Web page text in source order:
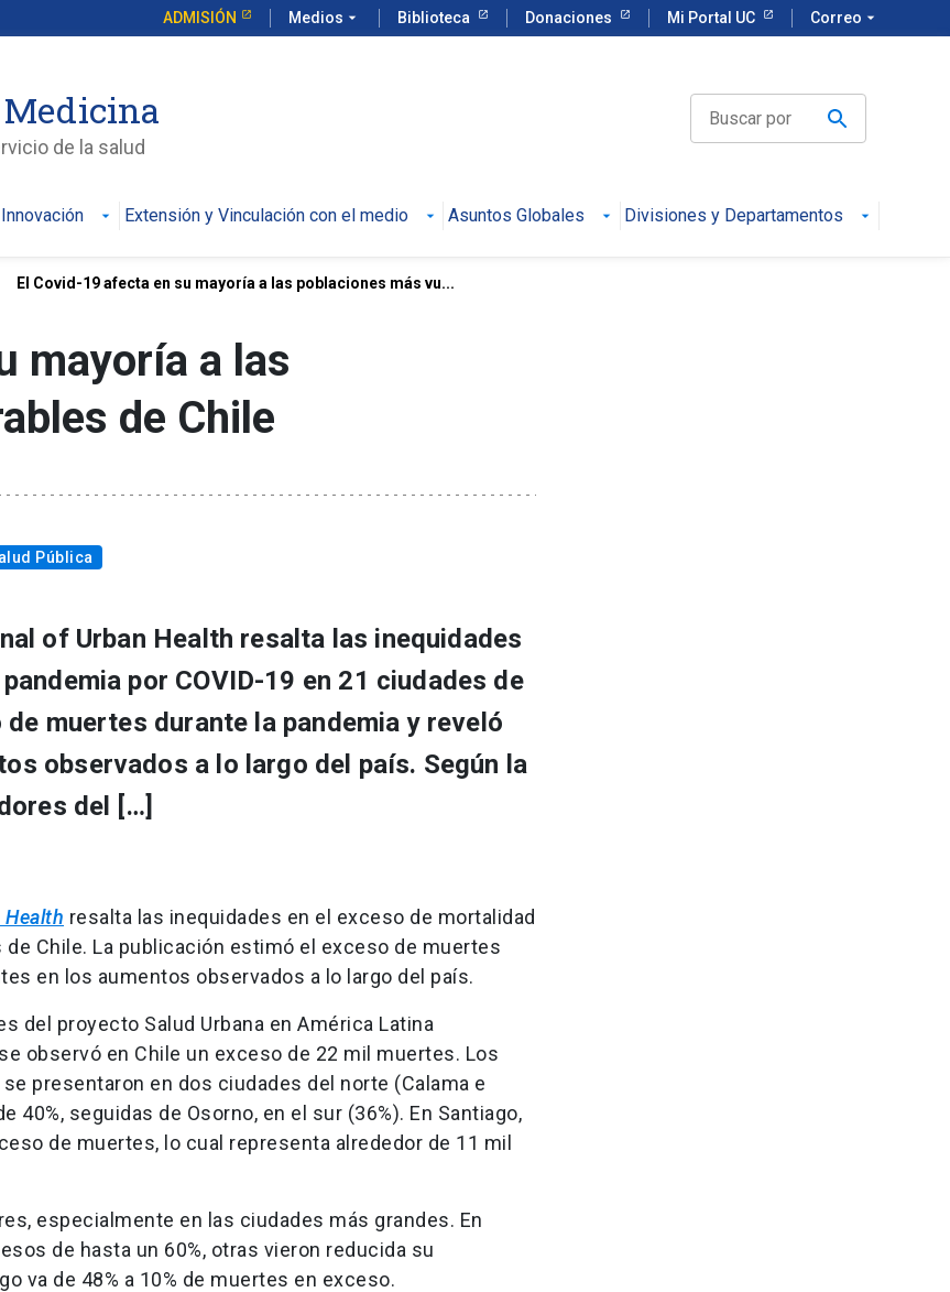
ADMISIÓN Medios arrow_drop_down Biblioteca Donaciones Mi Portal UC Correo arrow_drop_down
de la salud
Extensión y Vinculación con el medio Asuntos Globales Divisiones y Departamentos
El Covid-19 afecta en su mayoría a las poblaciones más vu...
mayoría a las
de Chile
Pública
of Urban Health resalta las inequidades
por COVID-19 en 21 ciudades de
muertes durante la pandemia y reveló
observados a lo largo del país. Según la
del […]
resalta las inequidades en el exceso de mortalidad
Chile. La publicación estimó el exceso de muertes
en los aumentos observados a lo largo del país.
del proyecto Salud Urbana en América Latina
observó en Chile un exceso de 22 mil muertes. Los
presentaron en dos ciudades del norte (Calama e
seguidas de Osorno, en el sur (36%). En Santiago,
de muertes, lo cual representa alrededor de 11 mil
especialmente en las ciudades más grandes. En
de hasta un 60%, otras vieron reducida su
va de 48% a 10% de muertes en exceso.